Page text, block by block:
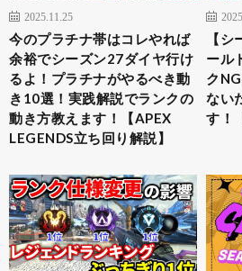
2025.11.25
今のプラチナ帯はコレやれば
余裕でシーズン27ダイヤ行け
るよ！プラチナがやるべき動
き10選！実践解説でランクの
動き方教えます！【APEX
LEGENDS立ち回り解説】
【
ール
ク
ない
す！